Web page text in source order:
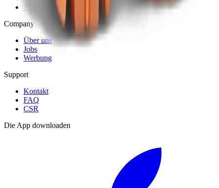
Sneaker FAQ
Company
Über uns
Jobs
Werbung
Support
Kontakt
FAQ
CSR
Die App downloaden